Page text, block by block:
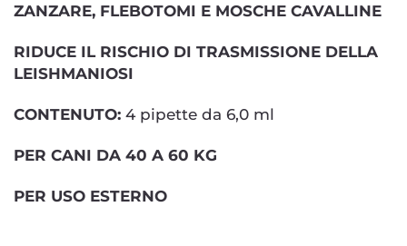
ZANZARE, FLEBOTOMI E MOSCHE CAVALLINE
RIDUCE IL RISCHIO DI TRASMISSIONE DELLA
LEISHMANIOSI
CONTENUTO: 4 pipette da 6,0 ml
PER CANI DA 40 A 60 KG
PER USO ESTERNO